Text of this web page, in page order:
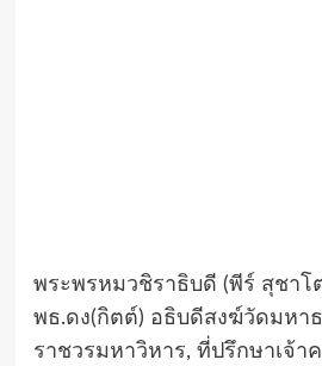
พระพรหมวชิราธิบดี (พีร์ สุชาโ
พธ.ดง(กิตต์) อธิบดีสงฆ์วัดมหา
ราชวรมหาวิหาร, ที่ปรึกษาเจ้า